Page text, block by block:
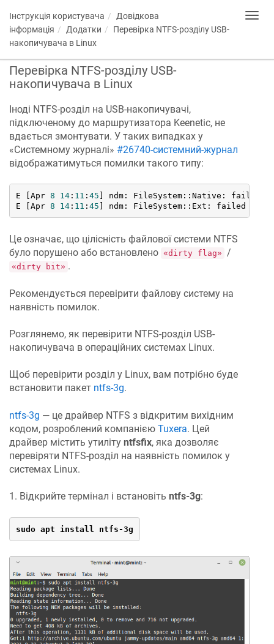
Інструкція користувача
Довідкова
інформація
Додатки
Перевірка NTFS-розділу USB-
накопичувача в Linux
Перевірка NTFS-розділу USB-
накопичувача в Linux
Іноді NTFS-розділ на USB-накопичувачі,
підключеному до маршрутизатора Keenetic, не
вдається змонтувати. У таких випадках у
«Системному журналі» #26740-системний-журнал
відображатимуться помилки такого типу:
E [Apr 8 14 : 11 : 45 ] ndm: FileSystem::Native: failed
E [Apr 8 14 : 11 : 45 ] ndm: FileSystem::Ext: failed
Це означає, що цілісність файлової системи NTFS
було порушено або встановлено «dirty flag» /
«dirty bit» .
Рекомендується перевірити файлову систему на
наявність помилок.
Розглянемо, як перевірити NTFS-розділ USB-
накопичувача в операційних системах Linux.
Щоб перевірити розділ у Linux, вам потрібно буде
встановити пакет ntfs-3g.
ntfs-3g — це драйвер NTFS з відкритим вихідним
кодом, розроблений компанією Tuxera. Цей
драйвер містить утиліту ntfsfix, яка дозволяє
перевіряти NTFS-розділ на наявність помилок у
системах Linux.
1. Відкрийте термінал і встановіть ntfs-3g:
sudo apt install ntfs-3g